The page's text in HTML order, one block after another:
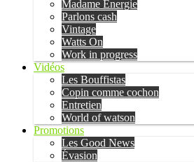
Madame Energie
Parlons cash
Vintage
Watts On
Work in progress
Vidéos
Les Bouffistas
Copin comme cochon
Entretien
World of watson
Promotions
Les Good News
Évasion